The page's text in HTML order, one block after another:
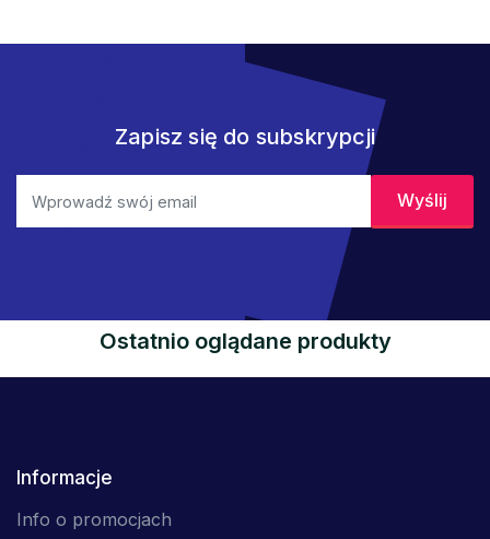
Zapisz się do subskrypcji
Ostatnio oglądane produkty
Informacje
Info o promocjach